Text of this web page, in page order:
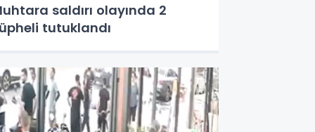
saldırı olayında 2
tutuklandı